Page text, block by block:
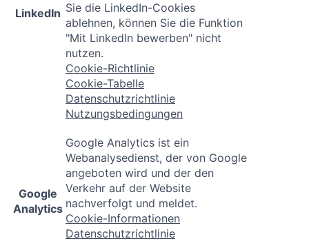
LinkedIn Sie die LinkedIn-Cookies
ablehnen, können Sie die Funktion
"Mit LinkedIn bewerben" nicht
nutzen.
Cookie-Richtlinie
Cookie-Tabelle
Datenschutzrichtlinie
Nutzungsbedingungen
Google
Analytics
Google Analytics ist ein
Webanalysedienst, der von Google
angeboten wird und der den
Verkehr auf der Website
nachverfolgt und meldet.
Cookie-Informationen
Datenschutzrichtlinie